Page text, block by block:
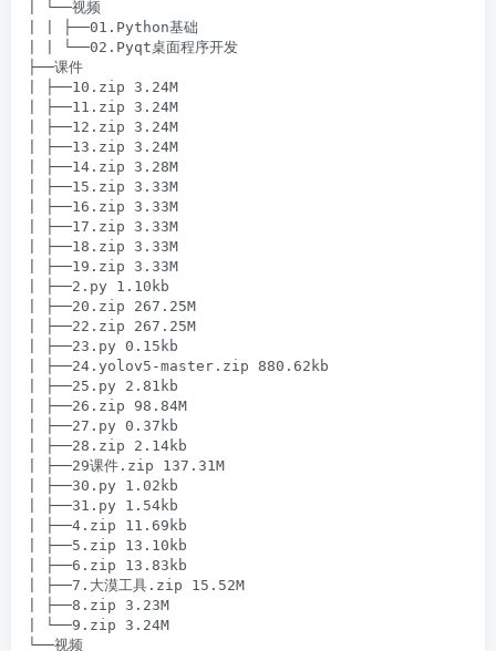
| └──视频
| | ├──01.Python基础
| | └──02.Pyqt桌面程序开发
├──课件
| ├──10.zip 3.24M
| ├──11.zip 3.24M
| ├──12.zip 3.24M
| ├──13.zip 3.24M
| ├──14.zip 3.28M
| ├──15.zip 3.33M
| ├──16.zip 3.33M
| ├──17.zip 3.33M
| ├──18.zip 3.33M
| ├──19.zip 3.33M
| ├──2.py 1.10kb
| ├──20.zip 267.25M
| ├──22.zip 267.25M
| ├──23.py 0.15kb
| ├──24.yolov5-master.zip 880.62kb
| ├──25.py 2.81kb
| ├──26.zip 98.84M
| ├──27.py 0.37kb
| ├──28.zip 2.14kb
| ├──29课件.zip 137.31M
| ├──30.py 1.02kb
| ├──31.py 1.54kb
| ├──4.zip 11.69kb
| ├──5.zip 13.10kb
| ├──6.zip 13.83kb
| ├──7.大漠工具.zip 15.52M
| ├──8.zip 3.23M
| └──9.zip 3.24M
└──视频